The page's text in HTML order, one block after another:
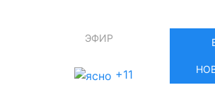
ЭФИР
+11